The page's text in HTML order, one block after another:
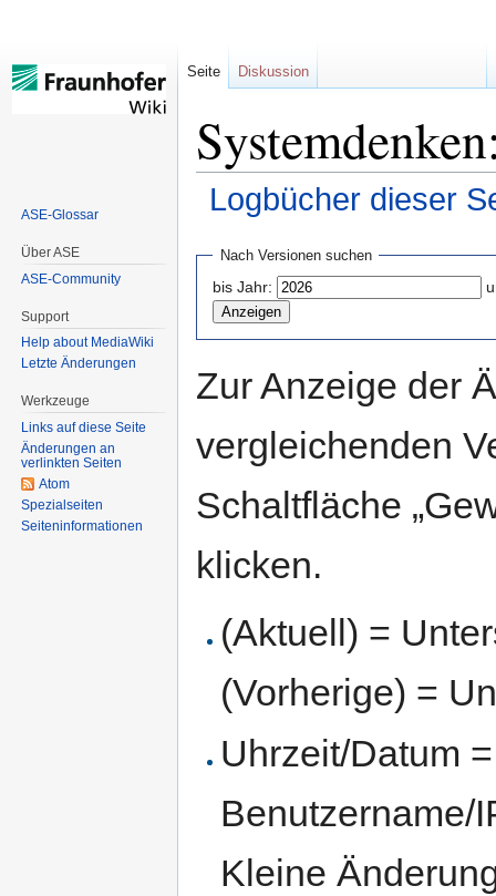
Logbücher dieser
springen
springen
Nach Versionen suchen
bis Jahr:
Zur Anzeige der
vergleichenden
Schaltfläche
klicken.
(Aktuell) =
(Vorherige) =
Uhrzeit/Datum
Benutzername/
Kleine
Seite Diskussion
ASE-Glossar
Über ASE
ASE-Community
Support
Help about MediaWiki
Letzte Änderungen
Werkzeuge
Links auf diese Seite
Änderungen an
verlinkten Seiten
Atom
Spezialseiten
Seiten­informationen